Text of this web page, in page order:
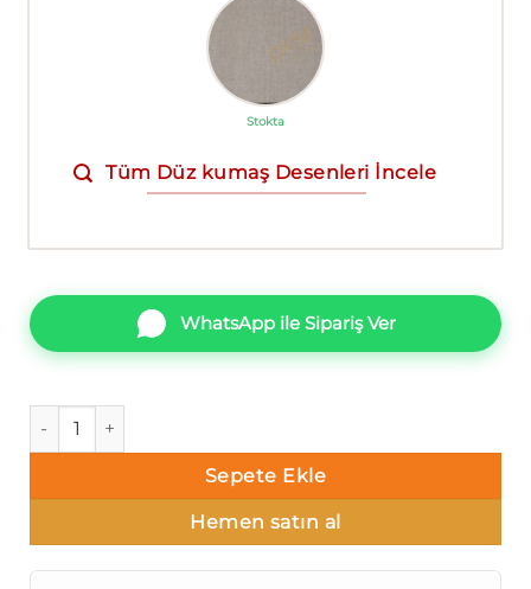
Stokta
Tüm Düz kumaş Desenleri İncele
WhatsApp ile Sipariş Ver
Ottimo Tuşba 1001-4 Duvar Kağıdı 16m² adet
Sepete Ekle
Hemen satın al